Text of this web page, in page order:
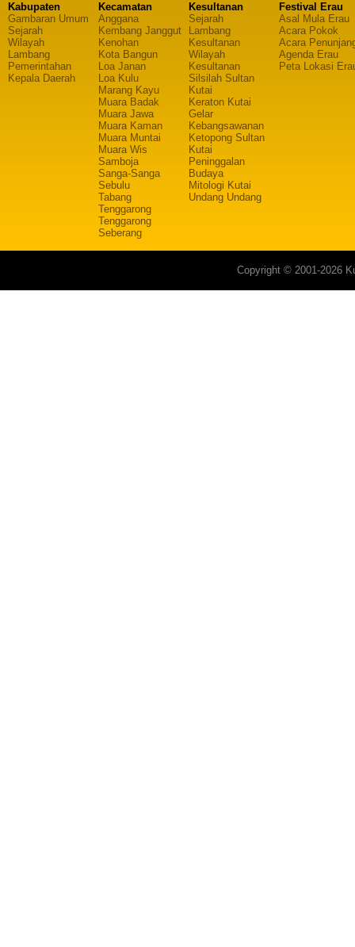
Kabupaten
Gambaran Umum
Sejarah
Wilayah
Lambang
Pemerintahan
Kepala Daerah
Kecamatan
Anggana
Kembang Janggut
Kenohan
Kota Bangun
Loa Janan
Loa Kulu
Marang Kayu
Muara Badak
Muara Jawa
Muara Kaman
Muara Muntai
Muara Wis
Samboja
Sanga-Sanga
Sebulu
Tabang
Tenggarong
Tenggarong
Seberang
Kesultanan
Sejarah
Lambang
Kesultanan
Wilayah
Kesultanan
Silsilah Sultan
Kutai
Keraton Kutai
Gelar
Kebangsawanan
Ketopong Sultan
Kutai
Peninggalan
Budaya
Mitologi Kutai
Undang Undang
Festival Erau
Asal Mula Erau
Acara Pokok
Acara
Agenda Erau
Peta Lokasi
Copyright © 2001-2026